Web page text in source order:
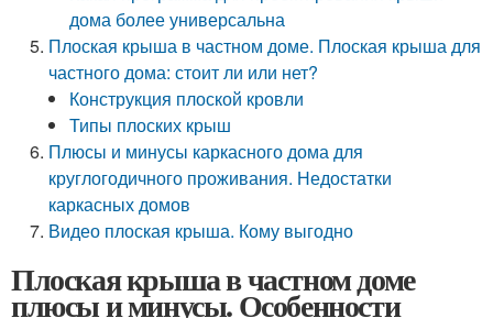
дома более универсальна
Плоская крыша в частном доме. Плоская крыша для
частного дома: стоит ли или нет?
Конструкция плоской кровли
Типы плоских крыш
Плюсы и минусы каркасного дома для
круглогодичного проживания. Недостатки
каркасных домов
Видео плоская крыша. Кому выгодно
Плоская крыша в частном доме
плюсы и минусы. Особенности